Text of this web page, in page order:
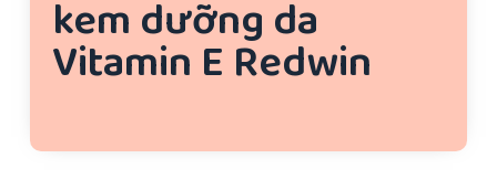
kem dưỡng da
Vitamin E Redwin